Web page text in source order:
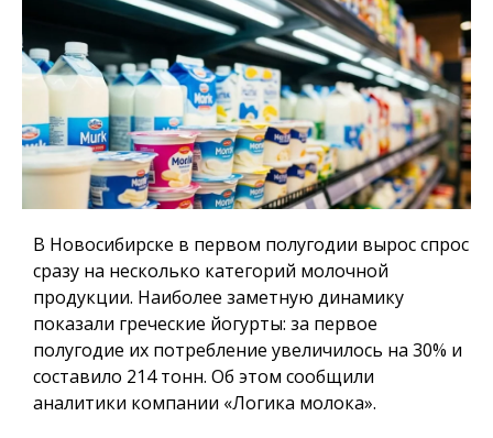
В Новосибирске в первом полугодии вырос спрос
сразу на несколько категорий молочной
продукции. Наиболее заметную динамику
показали греческие йогурты: за первое
полугодие их потребление увеличилось на 30% и
составило 214 тонн. Об этом сообщили
аналитики компании «Логика молока».